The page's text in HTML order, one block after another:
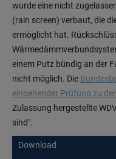
wurde eine nicht
(rain screen) verbaut, die
ermöglicht hat.
einem Putz bündig an der
nicht möglich. Die
eingehender Prüfung zu
Zulassung hergestellte
sind".
Download